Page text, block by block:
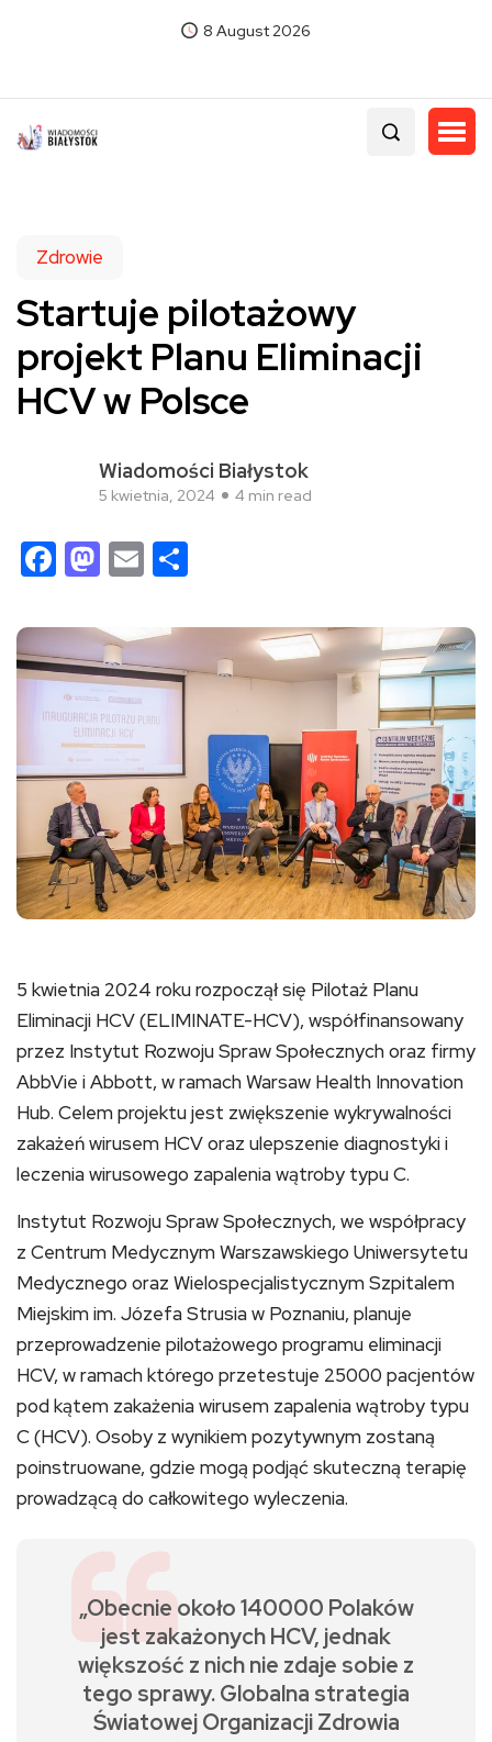
8 August 2026
Zdrowie
Startuje pilotażowy
projekt Planu Eliminacji
HCV w Polsce
Wiadomości Białystok
5 kwietnia, 2024 4 min read
Facebook
Mastodon
Email
5 kwietnia 2024 roku rozpoczął się Pilotaż Planu
Eliminacji HCV (ELIMINATE-HCV), współfinansowany
przez Instytut Rozwoju Spraw Społecznych oraz firmy
AbbVie i Abbott, w ramach Warsaw Health Innovation
Hub. Celem projektu jest zwiększenie wykrywalności
zakażeń wirusem HCV oraz ulepszenie diagnostyki i
leczenia wirusowego zapalenia wątroby typu C.
Instytut Rozwoju Spraw Społecznych, we współpracy
z Centrum Medycznym Warszawskiego Uniwersytetu
Medycznego oraz Wielospecjalistycznym Szpitalem
Miejskim im. Józefa Strusia w Poznaniu, planuje
przeprowadzenie pilotażowego programu eliminacji
HCV, w ramach którego przetestuje 25000 pacjentów
pod kątem zakażenia wirusem zapalenia wątroby typu
C (HCV). Osoby z wynikiem pozytywnym zostaną
poinstruowane, gdzie mogą podjąć skuteczną terapię
prowadzącą do całkowitego wyleczenia.
„Obecnie około 140000 Polaków
jest zakażonych HCV, jednak
większość z nich nie zdaje sobie z
tego sprawy. Globalna strategia
Światowej Organizacji Zdrowia